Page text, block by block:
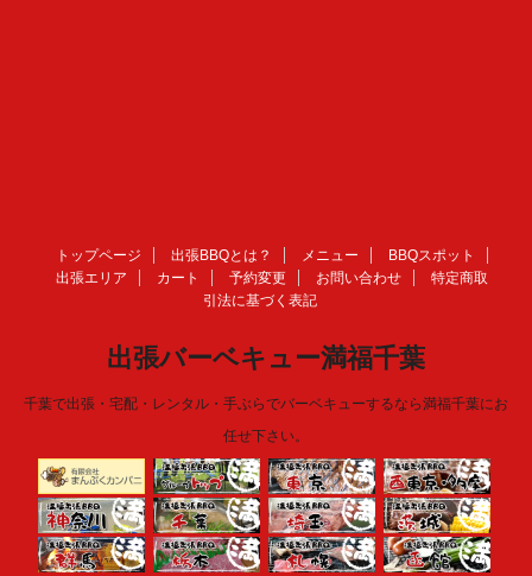
トップページ 出張BBQとは？ メニュー
BBQスポット
出張エリア
カート 予約変更 お問い合わせ
特定商取
引法に基づく表記
出張バーベキュー満福千葉
千葉で出張・宅配・レンタル・手ぶらでバーベキューするなら満福千葉にお
任せ下さい。